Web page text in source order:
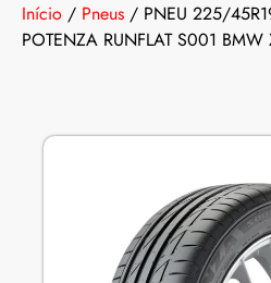
Início / Pneus / PNEU 225/
POTENZA RUNFLAT S001 BMW